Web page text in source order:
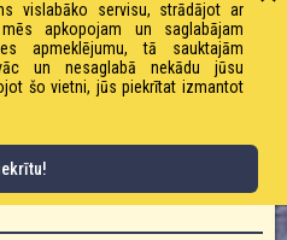
vislabāko servisu, strādājot ar
apkopojam un saglabājam
apmeklējumu, tā sauktajām
un nesaglabā nekādu jūsu
šo vietni, jūs piekrītat izmantot